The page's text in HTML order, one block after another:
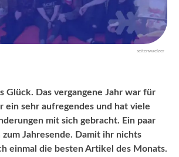
seitenwaelzer
Glück. Das vergangene Jahr war für
ein sehr aufregendes und hat viele
mit sich gebracht. Ein paar
zum Jahresende. Damit ihr nichts
einmal die besten Artikel des Monats.